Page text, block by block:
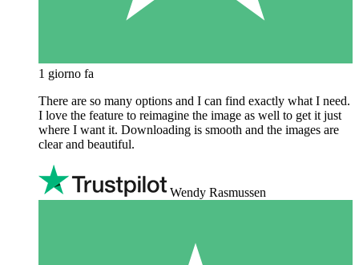
1 giorno fa
There are so many options and I can find exactly what I need.
I love the feature to reimagine the image as well to get it just
where I want it. Downloading is smooth and the images are
clear and beautiful.
Wendy Rasmussen